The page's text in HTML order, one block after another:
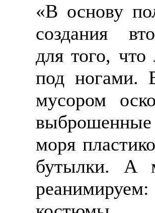
«В основу
создания
для того,
под ногами.
мусором
моря
бутылки. А